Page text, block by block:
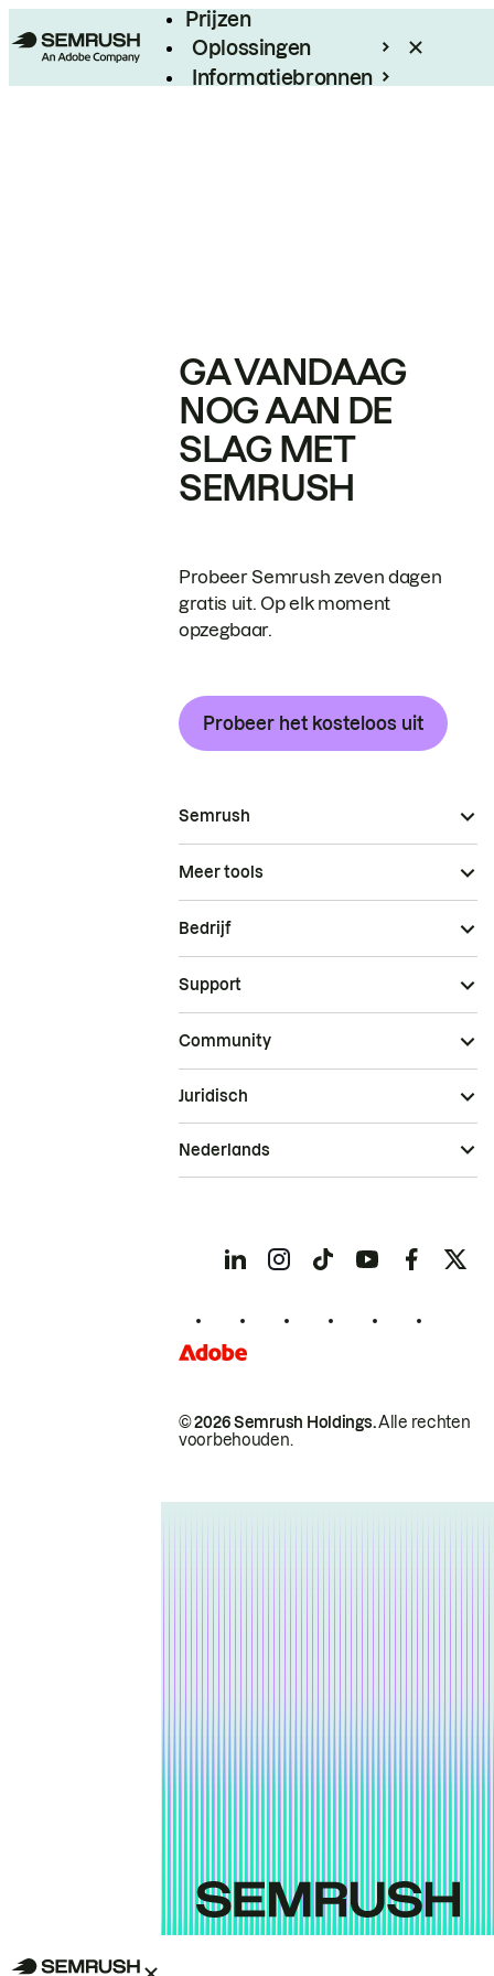
Prijzen
Oplossingen
Informatiebronnen
GA VANDAAG
NOG AAN DE
SLAG MET
SEMRUSH
Probeer Semrush zeven dagen
gratis uit. Op elk moment
opzegbaar.
Probeer het kosteloos uit
Semrush
Meer tools
Bedrijf
Support
Community
© 2026 Semrush Holdings.Alle rechten
voorbehouden.
Juridisch
Nederlands